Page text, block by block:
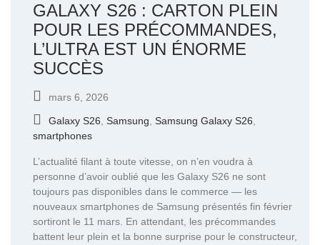
GALAXY S26 : CARTON PLEIN
POUR LES PRÉCOMMANDES,
L’ULTRA EST UN ÉNORME
SUCCÈS
mars 6, 2026
Galaxy S26 Samsung Samsung Galaxy S26
smartphones
L’actualité filant à toute vitesse, on n’en voudra à
personne d’avoir oublié que les Galaxy S26 ne sont
toujours pas disponibles dans le commerce — les
nouveaux smartphones de Samsung présentés fin février
sortiront le 11 mars. En attendant, les précommandes
battent leur plein et la bonne surprise pour le constructeur,